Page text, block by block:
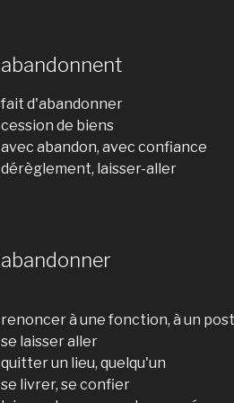
abandonnent
fait d'abandonner
cession de biens
avec abandon, avec confiance
dérèglement, laisser-aller
abandonner
renoncer à une fonction, à un
se laisser aller
quitter un lieu, quelqu'un
se livrer, se confier